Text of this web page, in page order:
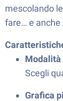
mescolando
fare… e anche
Modalità
Scegli
Grafica